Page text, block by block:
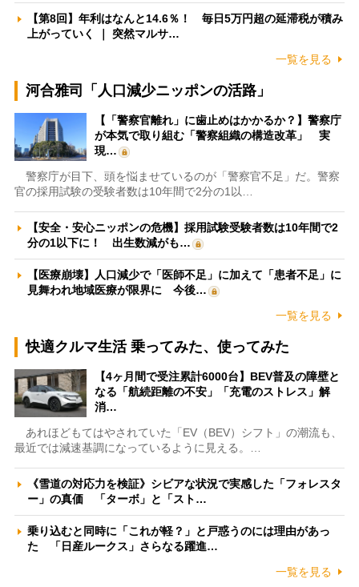
【第8回】年利はなんと14.6％！ 毎日5万円超の延滞税が積み
上がっていく ｜ 突然マルサ…
一覧を見る
河合雅司「人口減少ニッポンの活路」
【「警察官離れ」に歯止めはかかるか？】警察庁
が本気で取り組む「警察組織の構造改革」 実
現…
警察庁が目下、頭を悩ませているのが「警察官不足」だ。警察
官の採用試験の受験者数は10年間で2分の1以…
【安全・安心ニッポンの危機】採用試験受験者数は10年間で2
分の1以下に！ 出生数減がも…
【医療崩壊】人口減少で「医師不足」に加えて「患者不足」に
見舞われ地域医療が限界に 今後…
一覧を見る
快適クルマ生活 乗ってみた、使ってみた
【4ヶ月間で受注累計6000台】BEV普及の障壁と
なる「航続距離の不安」「充電のストレス」解
消…
あれほどもてはやされていた「EV（BEV）シフト」の潮流も、
最近では減速基調になっているように見える。…
《雪道の対応力を検証》シビアな状況で実感した「フォレスタ
ー」の真価 「ターボ」と「スト…
乗り込むと同時に「これが軽？」と戸惑うのには理由があっ
た 「日産ルークス」さらなる躍進…
一覧を見る